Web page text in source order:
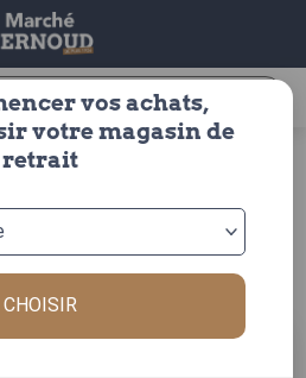
vos achats,
votre magasin de
retrait
CHOISIR
salée >